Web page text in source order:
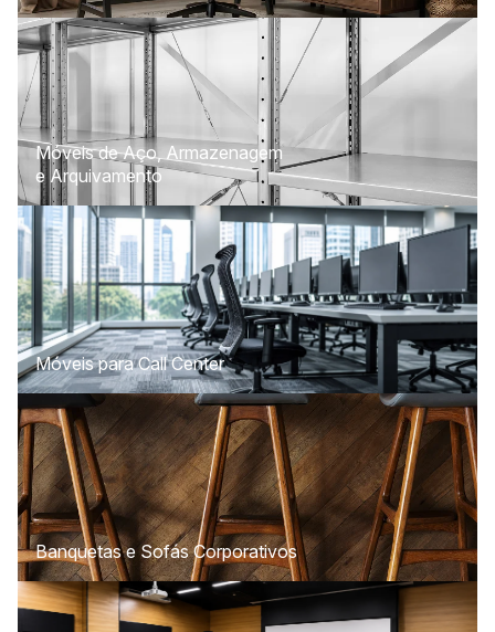
Móveis de Aço, Armazenagem
e Arquivamento
Móveis para Call Center
Banquetas e Sofás Corporativos